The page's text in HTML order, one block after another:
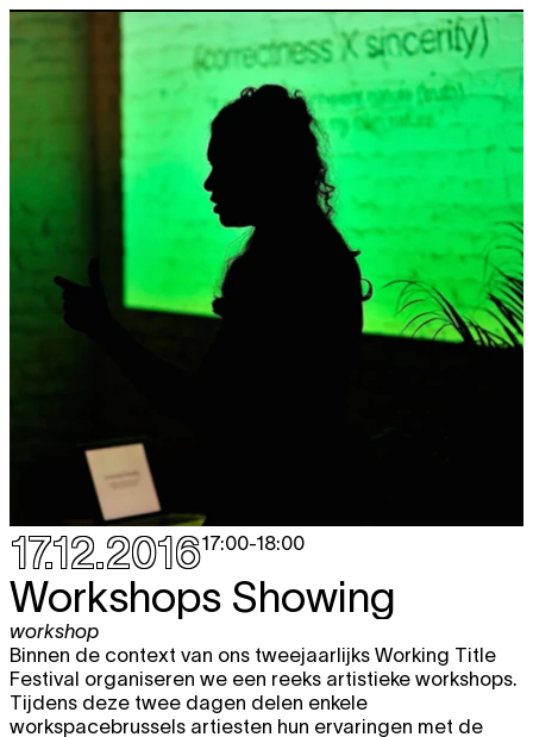
17.12.201617:00-18:00
Workshops Showing
workshop
Binnen de context van ons tweejaarlijks Working Title
Festival organiseren we een reeks artistieke workshops.
Tijdens deze twee dagen delen enkele
workspacebrussels artiesten hun ervaringen met de